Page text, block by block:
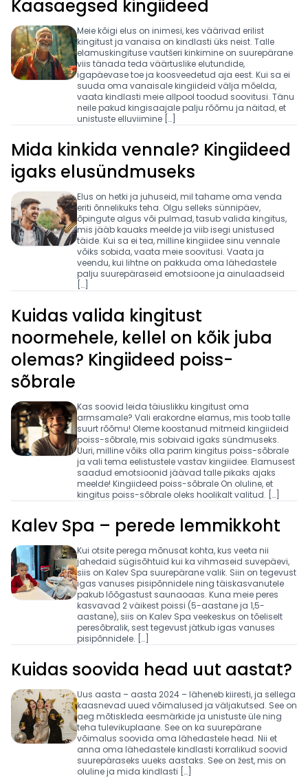
Kaasaegsed kingiideed
Meie kõigi elus on inimesi, kes väärivad erilist
kingitust ja vanaisa on kindlasti üks neist. Talle
elamuskingituse vautšeri kinkimine on suurepärane
viis tänada teda väärtuslike elutundide,
igapäevase toe ja koosveedetud aja eest. Kui sa ei
suuda oma vanaisale kingiideid välja mõelda,
vaata kindlasti meie allpool toodud soovitusi. Tänu
neile pakud kingisaajale palju rõõmu ja näitad, et
unistuste elluviimine […]
Mida kinkida vennale? Kingiideed
igaks elusündmuseks
Elus on hetki ja juhuseid, mil tahame oma venda
eriti õnnelikuks teha. Olgu selleks sünnipäev,
õpingute algus või pulmad, tasub valida kingitus,
mis jääb kauaks meelde ja viib isegi unistused
täide. Kui sa ei tea, milline kingiidee sinu vennale
võiks sobida, vaata meie soovitusi. Vaata ja
veendu, kui lihtne on pakkuda oma lähedastele
palju suurepäraseid emotsioone ja ainulaadseid
[…]
Kuidas valida kingitust
noormehele, kellel on kõik juba
olemas? Kingiideed poiss-
sõbrale
Kas soovid leida täiuslikku kingitust oma
armsamale? Vali erakordne elamus, mis toob talle
suurt rõõmu! Oleme koostanud mitmeid kingiideid
poiss-sõbrale, mis sobivaid igaks sündmuseks.
Uuri, milline võiks olla parim kingitus poiss-sõbrale
ja vali tema eelistustele vastav kingiidee. Elamusest
saadud emotsioonid jäävad talle pikaks ajaks
meelde! Kingiideed poiss-sõbrale On oluline, et
kingitus poiss-sõbrale oleks hoolikalt valitud. […]
Kalev Spa – perede lemmikkoht
Kui otsite perega mõnusat kohta, kus veeta nii
jahedaid sügisõhtuid kui ka vihmaseid suvepäevi,
siis on Kalev Spa suurepärane valik. Siin on tegevust
igas vanuses pisipõnnidele ning täiskasvanutele
pakub lõõgastust saunaoaas. Kuna meie peres
kasvavad 2 väikest poissi (5-aastane ja 1,5-
aastane), siis on Kalev Spa veekeskus on tõeliselt
peresõbralik, sest tegevust jätkub igas vanuses
pisipõnnidele. […]
Kuidas soovida head uut aastat?
Uus aasta – aasta 2024 – läheneb kiiresti, ja sellega
kaasnevad uued võimalused ja väljakutsed. See on
aeg mõtiskleda eesmärkide ja unistuste üle ning
teha tulevikuplaane. See on ka suurepärane
võimalus soovida oma lähedastele head. Nii et
anna oma lähedastele kindlasti korralikud soovid
suurepäraseks uueks aastaks. See on žest, mis on
oluline ja mida kindlasti […]